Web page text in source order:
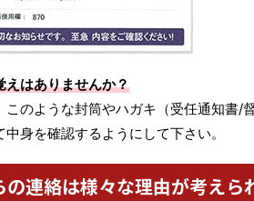
えはありませんか？
のような封筒やハガキ（受任通知書/
身を確認するようにして下さい。
連絡は様々な理由が考えら